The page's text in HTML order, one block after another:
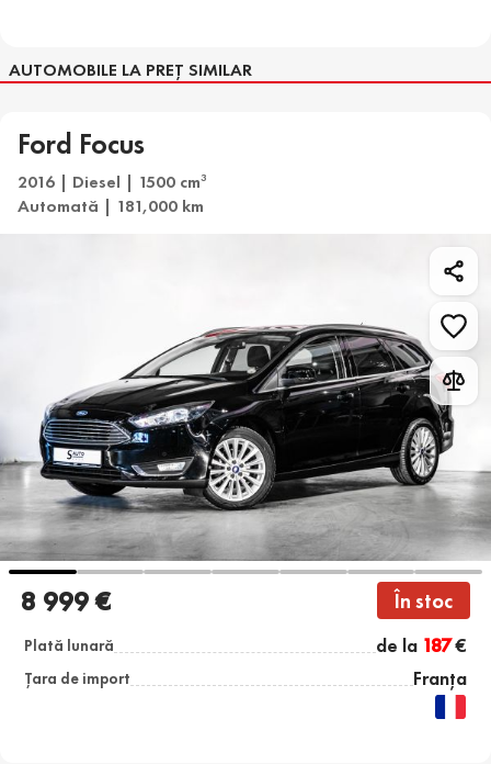
AUTOMOBILE LA PREȚ SIMILAR
Ford Focus
2016 | Diesel | 1500 cm3
Automată | 181,000 km
8 999 € În stoc
Plată lunară de la 187€
Țara de import Franța